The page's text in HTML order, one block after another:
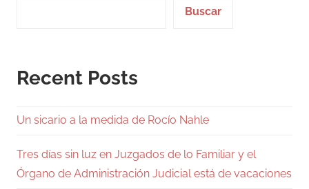
Buscar
Recent Posts
Un sicario a la medida de Rocío Nahle
Tres días sin luz en Juzgados de lo Familiar y el
Órgano de Administración Judicial está de vacaciones